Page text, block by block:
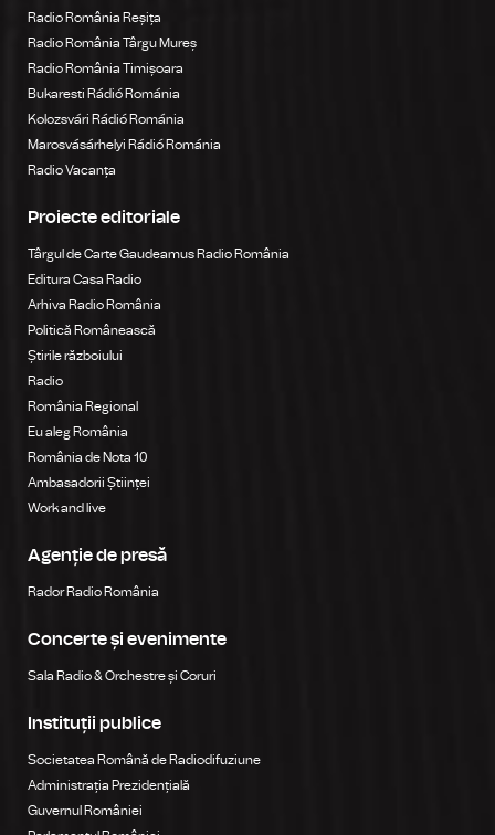
Radio România Reșița
Radio România Târgu Mureș
Radio România Timișoara
Bukaresti Rádió Románia
Kolozsvári Rádió Románia
Marosvásárhelyi Rádió Románia
Radio Vacanța
Proiecte editoriale
Târgul de Carte Gaudeamus Radio România
Editura Casa Radio
Arhiva Radio România
Politică Românească
Știrile războiului
Radio
România Regional
Eu aleg România
România de Nota 10
Ambasadorii Științei
Work and live
Agenție de presă
Rador Radio România
Concerte și evenimente
Sala Radio & Orchestre și Coruri
Instituții publice
Societatea Română de Radiodifuziune
Administrația Prezidențială
Guvernul României